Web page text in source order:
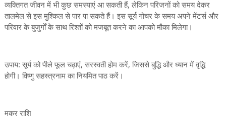
व्यक्तिगत जीवन में भी कुछ समस्याएं आ सकती हैं, लेकिन परिजनों को समय देकर
तालमेल से इस मुश्किल से पार पा सकते हैं। इस सूर्य गोचर के समय अपने मेंटर्स और
परिवार के बुजुर्गों के साथ रिश्तों को मजबूत करने का आपको मौका मिलेगा।
उपाय: सूर्य को पीले फूल चढ़ाएं, सरस्वती होम करें, जिससे बुद्धि और ध्यान में वृद्धि
होगी। विष्णु सहस्त्रनाम का नियमित पाठ करें।
मकर राशि